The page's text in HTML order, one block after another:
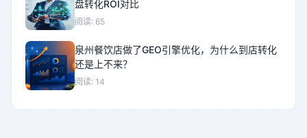
盘转化ROI对比
阅读: 65
泉州餐饮店做了GEO引擎优化，为什么到店转化
还是上不来？
阅读: 14